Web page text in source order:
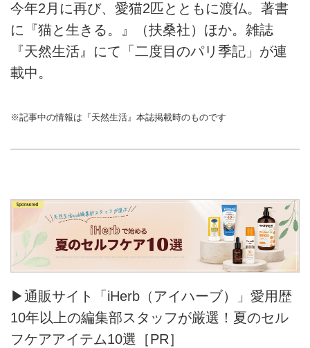
今年2月に再び、愛猫2匹とともに渡仏。著書
に『猫と生きる。』（扶桑社）ほか。雑誌
『天然生活』にて「二度目のパリ季記」が連
載中。
※記事中の情報は『天然生活』本誌掲載時のものです
▶通販サイト「iHerb（アイハーブ）」愛用歴
10年以上の編集部スタッフが厳選！夏のセル
フケアアイテム10選［PR］